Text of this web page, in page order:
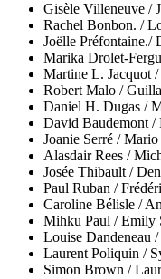
Gisèle Villeneuve /
Rachel Bonbon. /
Joëlle Préfontaine./
Marika Drolet-
Martine L. Jacquot
Robert Malo /
Daniel H. Dugas /
David Baudemont /
Joanie Serré /
Alasdair Rees /
Josée Thibault /
Paul Ruban /
Caroline Bélisle /
Mihku Paul / Emily
Louise Dandeneau /
Laurent Poliquin /
Simon Brown /